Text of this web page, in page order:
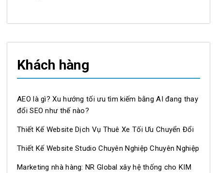
Khách hàng
AEO là gì? Xu hướng tối ưu tìm kiếm bằng AI đang thay
đổi SEO như thế nào?
Thiết Kế Website Dịch Vụ Thuê Xe Tối Ưu Chuyển Đổi
Thiết Kế Website Studio Chuyên Nghiệp Chuyên Nghiệp
Marketing nhà hàng: NR Global xây hệ thống cho KIM